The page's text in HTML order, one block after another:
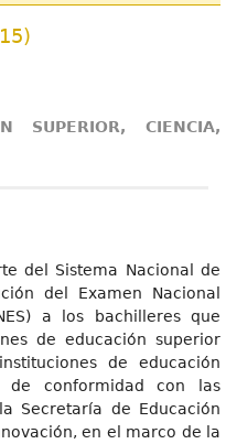
SUPERIOR, CIENCIA,
del Sistema Nacional de
del Examen Nacional
a los bachilleres que
de educación superior
de educación
de conformidad con las
Secretaría de Educación
en el marco de la